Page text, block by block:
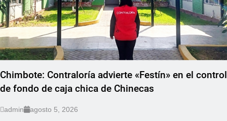
Chimbote: Contraloría advierte «Festín» en el control
de fondo de caja chica de Chinecas
admin agosto 5, 2026